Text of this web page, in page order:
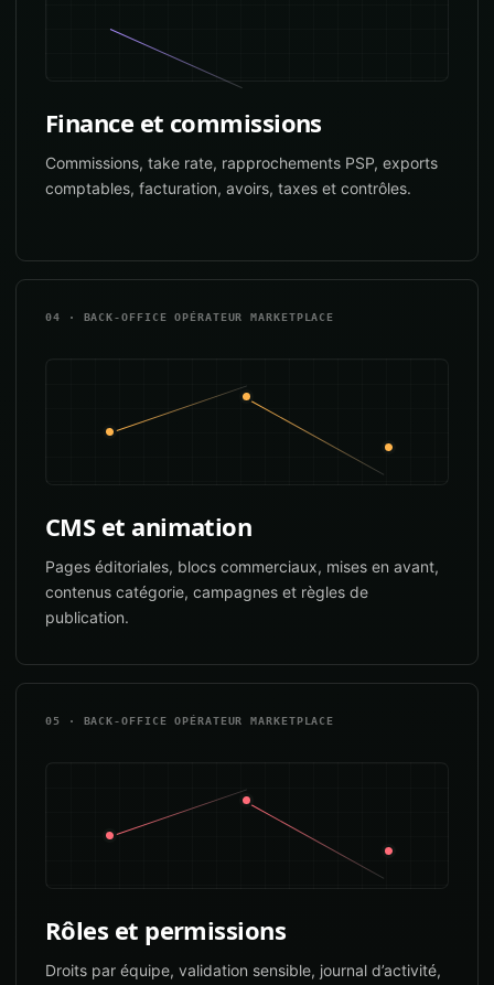
Finance et commissions
Commissions, take rate, rapprochements PSP, exports
comptables, facturation, avoirs, taxes et contrôles.
04 · BACK-OFFICE OPÉRATEUR MARKETPLACE
CMS et animation
Pages éditoriales, blocs commerciaux, mises en avant,
contenus catégorie, campagnes et règles de
publication.
05 · BACK-OFFICE OPÉRATEUR MARKETPLACE
Rôles et permissions
Droits par équipe, validation sensible, journal d’activité,